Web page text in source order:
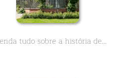
Aprenda tudo sobre a história de Wilhelma, Zoológico em Stuttgart - Parte 1 - neste curso de duas partes.